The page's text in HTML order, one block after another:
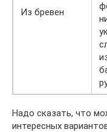
Из бревен
Надо сказать, что
интересных